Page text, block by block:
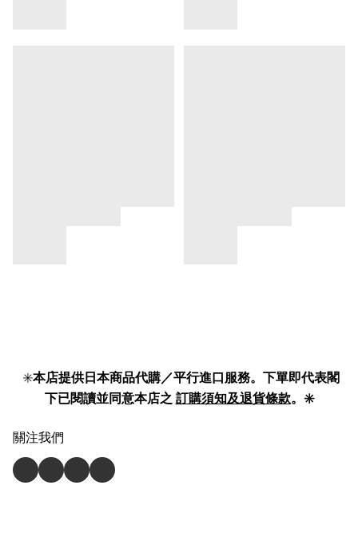
✳️本店提供日本商品代購／平行進口服務。下單即代表閣
下已閱讀並同意本店之 訂購須知及退貨條款。✳️
關注我們